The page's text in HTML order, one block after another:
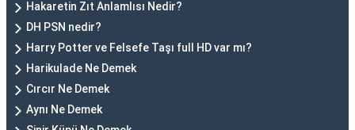
Hakaretin Zıt Anlamlısı Nedir?
DH PSN nedir?
Harry Potter ve Felsefe Taşı full HD var mı?
Harikulade Ne Demek
Cırcır Ne Demek
Aynı Ne Demek